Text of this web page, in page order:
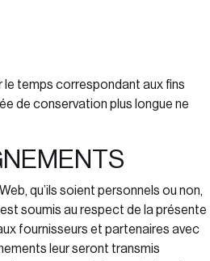
temps correspondant aux fins
de conservation plus longue ne
qu’ils soient personnels ou non,
est soumis au respect de la présente
fournisseurs et partenaires avec
leur seront transmis